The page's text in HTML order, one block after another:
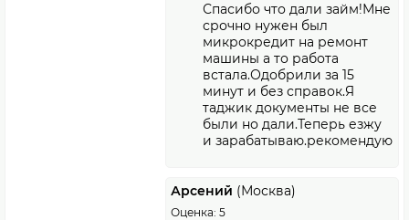
Спасибо что дали займ!Мне
срочно нужен был
микрокредит на ремонт
машины а то работа
встала.Одобрили за 15
минут и без справок.Я
таджик документы не все
были но дали.Теперь езжу
и зарабатываю.рекомендую
Арсений (Москва)
Оценка: 5